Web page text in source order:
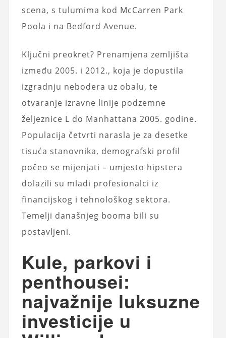
scena, s tulumima kod McCarren Park
Poola i na Bedford Avenue.
Ključni preokret? Prenamjena zemljišta
između 2005. i 2012., koja je dopustila
izgradnju nebodera uz obalu, te
otvaranje izravne linije podzemne
željeznice L do Manhattana 2005. godine.
Populacija četvrti narasla je za desetke
tisuća stanovnika, demografski profil
počeo se mijenjati – umjesto hipstera
dolazili su mladi profesionalci iz
financijskog i tehnološkog sektora.
Temelji današnjeg booma bili su
postavljeni.
Kule, parkovi i
penthousei:
najvažnije luksuzne
investicije u